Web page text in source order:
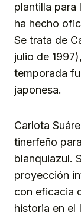
plantilla para
ha hecho
Se trata de
julio de
temporada
japonesa.
Carlota
tinerfeño
blanquiazul.
proyección
con eficacia
historia en el